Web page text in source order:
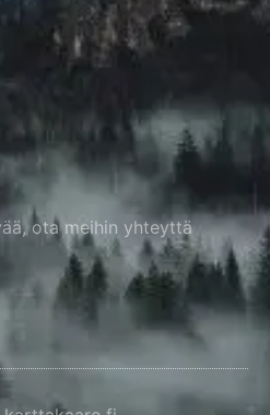
ota meihin yhteyttä